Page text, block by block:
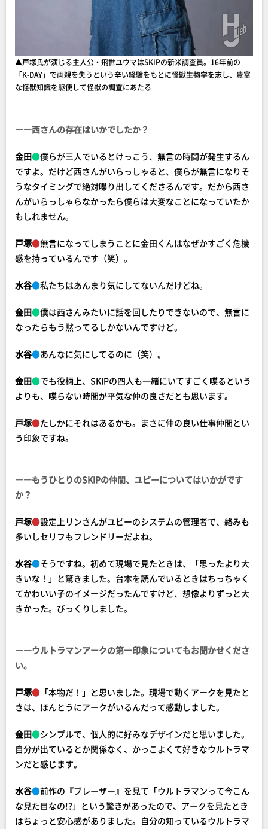
▲戸塚氏が演じる主人公・飛世ユウマはSKIPの新米調査員。16年前の
「K-DAY」で両親を失うという辛い経験をもとに怪獣生物学を志し、豊富
な怪獣知識を駆使して怪獣の調査にあたる
――西さんの存在はいかでしたか？
金田●僕らが三人でいるとけっこう、無言の時間が発生するん
ですよ。だけど西さんがいらっしゃると、僕らが無言になりそ
うなタイミングで絶対喋り出してくださるんです。だから西さ
んがいらっしゃらなかったら僕らは大変なことになっていたか
もしれません。
戸塚●無言になってしまうことに金田くんはなぜかすごく危機
感を持っているんです（笑）。
水谷●私たちはあんまり気にしてないんだけどね。
金田●僕は西さんみたいに話を回したりできないので、無言に
なったらもう黙ってるしかないんですけど。
水谷●あんなに気にしてるのに（笑）。
金田●でも役柄上、SKIPの四人も一緒にいてすごく喋るという
よりも、喋らない時間が平気な仲の良さだとも思います。
戸塚●たしかにそれはあるかも。まさに仲の良い仕事仲間とい
う印象ですね。
――もうひとりのSKIPの仲間、ユピーについてはいかがです
か？
戸塚●設定上リンさんがユピーのシステムの管理者で、絡みも
多いしセリフもフレンドリーだよね。
水谷●そうですね。初めて現場で見たときは、「思ったより大
きいな！」と驚きました。台本を読んでいるときはちっちゃく
てかわいい子のイメージだったんですけど、想像よりずっと大
きかった。びっくりしました。
――ウルトラマンアークの第一印象についてもお聞かせくださ
い。
戸塚● 「本物だ！」と思いました。現場で動くアークを見たと
きは、ほんとうにアークがいるんだって感動しました。
金田●シンプルで、個人的に好みなデザインだと思いました。
自分が出ているとか関係なく、かっこよくて好きなウルトラマ
ンだと感じます。
水谷●前作の『ブレーザー』を見て「ウルトラマンって今こん
な見た目なの!?」という驚きがあったので、アークを見たとき
はちょっと安心感がありました。自分の知っているウルトラマ